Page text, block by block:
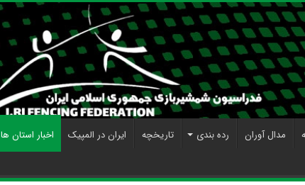
مدال آوران رده بندی تاریخچه ایران در المپیک اخبار استان ها